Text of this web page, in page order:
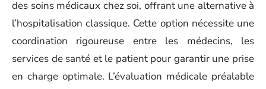
des soins médicaux chez soi, offrant une alternative à
l’hospitalisation classique. Cette option nécessite une
coordination rigoureuse entre les médecins, les
services de santé et le patient pour garantir une prise
en charge optimale. L’évaluation médicale préalable